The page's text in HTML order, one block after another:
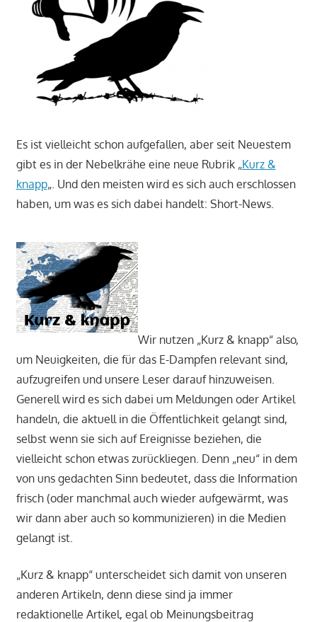
Es ist vielleicht schon aufgefallen, aber seit Neuestem
gibt es in der Nebelkrähe eine neue Rubrik „Kurz &
knapp„. Und den meisten wird es sich auch erschlossen
haben, um was es sich dabei handelt: Short-News.
Wir nutzen „Kurz & knapp“ also,
um Neuigkeiten, die für das E-Dampfen relevant sind,
aufzugreifen und unsere Leser darauf hinzuweisen.
Generell wird es sich dabei um Meldungen oder Artikel
handeln, die aktuell in die Öffentlichkeit gelangt sind,
selbst wenn sie sich auf Ereignisse beziehen, die
vielleicht schon etwas zurückliegen. Denn „neu“ in dem
von uns gedachten Sinn bedeutet, dass die Information
frisch (oder manchmal auch wieder aufgewärmt, was
wir dann aber auch so kommunizieren) in die Medien
gelangt ist.
„Kurz & knapp“ unterscheidet sich damit von unseren
anderen Artikeln, denn diese sind ja immer
redaktionelle Artikel, egal ob Meinungsbeitrag